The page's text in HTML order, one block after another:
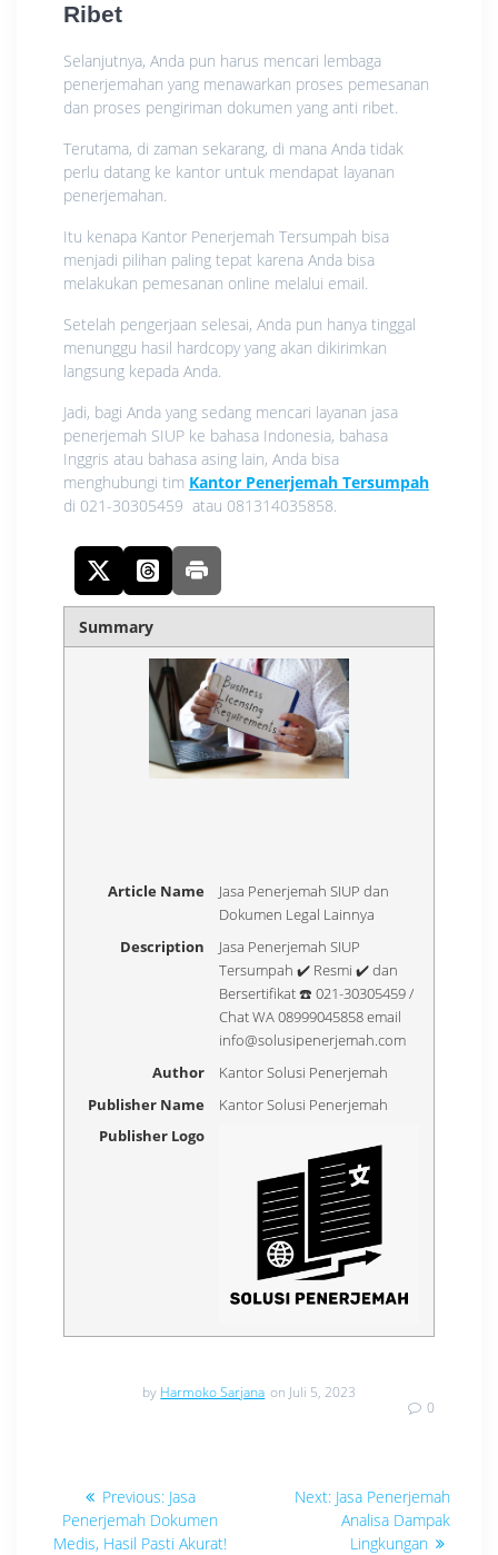
Ribet
Selanjutnya, Anda pun harus mencari lembaga
penerjemahan yang menawarkan proses pemesanan
dan proses pengiriman dokumen yang anti ribet.
Terutama, di zaman sekarang, di mana Anda tidak
perlu datang ke kantor untuk mendapat layanan
penerjemahan.
Itu kenapa Kantor Penerjemah Tersumpah bisa
menjadi pilihan paling tepat karena Anda bisa
melakukan pemesanan online melalui email.
Setelah pengerjaan selesai, Anda pun hanya tinggal
menunggu hasil hardcopy yang akan dikirimkan
langsung kepada Anda.
Jadi, bagi Anda yang sedang mencari layanan jasa
penerjemah SIUP ke bahasa Indonesia, bahasa
Inggris atau bahasa asing lain, Anda bisa
menghubungi tim Kantor Penerjemah Tersumpah
di 021-30305459 atau 081314035858.
Summary
Article Name
Jasa Penerjemah SIUP dan
Dokumen Legal Lainnya
Description
Jasa Penerjemah SIUP
Tersumpah ✔️ Resmi ✔️ dan
Bersertifikat ☎️ 021-30305459 /
Chat WA 08999045858 email
info@solusipenerjemah.com
Author
Kantor Solusi Penerjemah
Publisher Name
Kantor Solusi Penerjemah
Publisher Logo
by Harmoko Sarjana on Juli 5, 2023
0
Navigasi
pos
Previous: Previous
post:
Jasa
Penerjemah Dokumen
Medis, Hasil Pasti Akurat!
Next: Next
post:
Jasa Penerjemah
Analisa Dampak
Lingkungan